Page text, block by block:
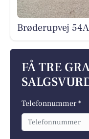
Brøderupvej
FÅ TRE
Telefonnummer *